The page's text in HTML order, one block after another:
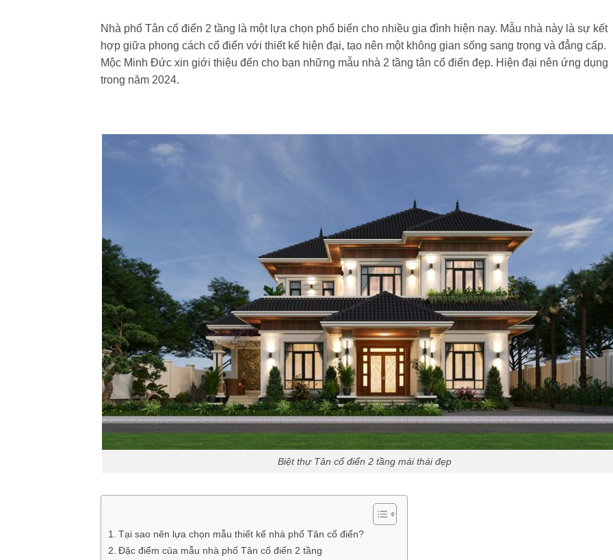
Nhà phố Tân cổ điển 2 tầng là một lựa chọn phổ biến cho nhiều gia đình hiện nay. Mẫu nhà này là sự kết
hợp giữa phong cách cổ điển với thiết kế hiện đại, tạo nên một không gian sống sang trọng và đẳng cấp.
Mộc Minh Đức xin giới thiệu đến cho bạn những mẫu nhà 2 tầng tân cổ điển đẹp. Hiện đại nên ứng dụng
trong năm 2024.
Biệt thự Tân cổ điển 2 tầng mái thái đẹp
Tại sao nên lựa chọn mẫu thiết kế nhà phố Tân cổ điển?
Đặc điểm của mẫu nhà phố Tân cổ điển 2 tầng